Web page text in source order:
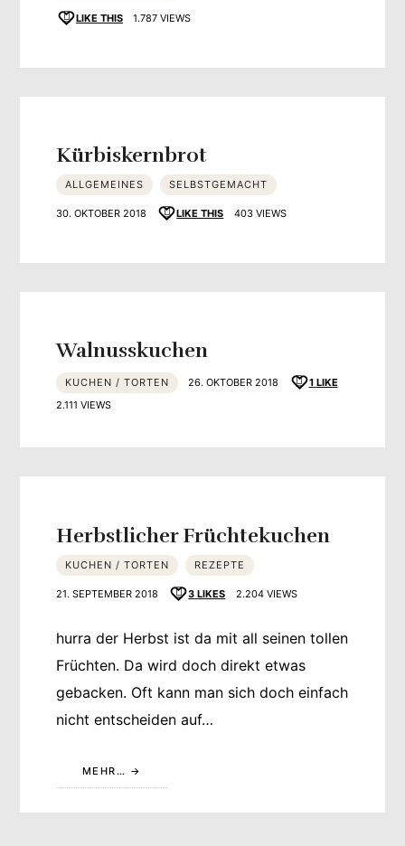
LIKE THIS 1.787 VIEWS
Kürbiskernbrot
ALLGEMEINES SELBSTGEMACHT
30. OKTOBER 2018 LIKE THIS 403 VIEWS
Walnusskuchen
KUCHEN / TORTEN 26. OKTOBER 2018 1 LIKE
2.111 VIEWS
Herbstlicher Früchtekuchen
KUCHEN / TORTEN REZEPTE
21. SEPTEMBER 2018 3 LIKES 2.204 VIEWS
hurra der Herbst ist da mit all seinen tollen
Früchten. Da wird doch direkt etwas
gebacken. Oft kann man sich doch einfach
nicht entscheiden auf…
MEHR…